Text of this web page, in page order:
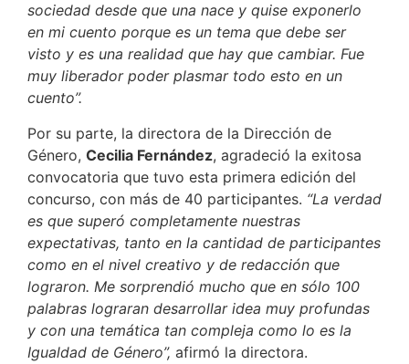
sociedad desde que una nace y quise exponerlo
en mi cuento porque es un tema que debe ser
visto y es una realidad que hay que cambiar. Fue
muy liberador poder plasmar todo esto en un
cuento”.
Por su parte, la directora de la Dirección de
Género, Cecilia Fernández, agradeció la exitosa
convocatoria que tuvo esta primera edición del
concurso, con más de 40 participantes. “La verdad
es que superó completamente nuestras
expectativas, tanto en la cantidad de participantes
como en el nivel creativo y de redacción que
lograron. Me sorprendió mucho que en sólo 100
palabras lograran desarrollar idea muy profundas
y con una temática tan compleja como lo es la
Igualdad de Género”, afirmó la directora.